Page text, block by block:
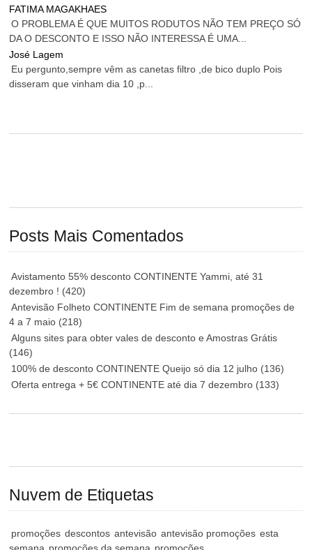
FATIMA MAGAKHAES
O PROBLEMA É QUE MUITOS RODUTOS NÃO TEM PREÇO SÓ
DA O DESCONTO E ISSO NÃO INTERESSA É UMA...
José Lagem
Eu pergunto,sempre vêm as canetas filtro ,de bico duplo Pois
disseram que vinham dia 10 ,p...
Posts Mais Comentados
Avistamento 55% desconto CONTINENTE Yammi, até 31
dezembro ! (420)
Antevisão Folheto CONTINENTE Fim de semana promoções de
4 a 7 maio (218)
Alguns sites para obter vales de desconto e Amostras Grátis
(146)
100% de desconto CONTINENTE Queijo só dia 12 julho (136)
Oferta entrega + 5€ CONTINENTE até dia 7 dezembro (133)
Nuvem de Etiquetas
promoções descontos antevisão antevisão promoções esta